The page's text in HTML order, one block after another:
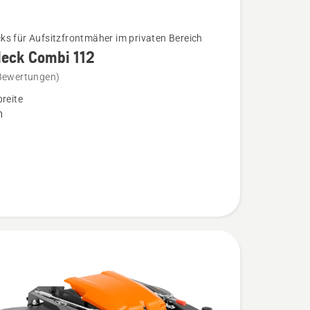
für Aufsitzfrontmäher im privaten Bereich
Combi 112